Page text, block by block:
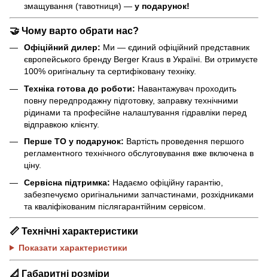
змащування (тавотниця) — у подарунок!
🤝 Чому варто обрати нас?
Офіційний дилер: Ми — єдиний офіційний представник
європейського бренду Berger Kraus в Україні. Ви отримуєте
100% оригінальну та сертифіковану техніку.
Техніка готова до роботи: Навантажувач проходить
повну передпродажну підготовку, заправку технічними
рідинами та професійне налаштування гідравліки перед
відправкою клієнту.
Перше ТО у подарунок: Вартість проведення першого
регламентного технічного обслуговування вже включена в
ціну.
Сервісна підтримка: Надаємо офіційну гарантію,
забезпечуємо оригінальними запчастинами, розхідниками
та кваліфікованим післягарантійним сервісом.
📏 Технічні характеристики
Показати характеристики
📐 Габаритні розміри